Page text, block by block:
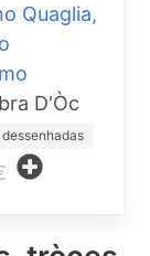
Quaglia,
D'Òc